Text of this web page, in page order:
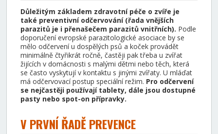
Důležitým základem zdravotní péče o zvíře je
také preventivní odčervování (řada vnějších
parazitů je i přenašečem parazitů vnitřních). Podle
doporučení evropské parazitologické asociace by se
mělo odčervení u dospělých psů a koček provádět
minimálně čtyřikrát ročně, častěji pak třeba u zvířat
žijících v domácnosti s malými dětmi nebo těch, která
se často vyskytují v kontaktu s jinými zvířaty. U mláďat
má odčervovací postup speciální režim. Pro odčervení
se nejčastěji používají tablety, dále jsou dostupné
pasty nebo spot-on přípravky.
V PRVNÍ ŘADĚ PREVENCE